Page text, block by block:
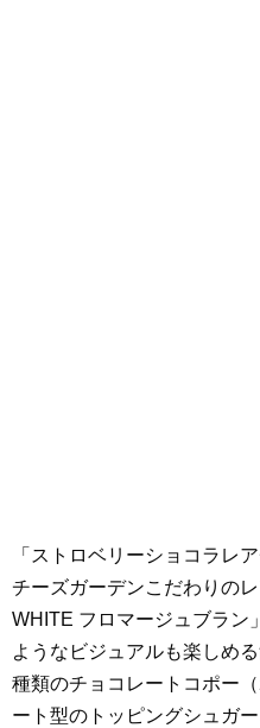
「ストロベリーショコラレ
チーズガーデンこだわりの
WHITE フロマージュブラン
ようなビジュアルも楽しめ
種類のチョコレートコポー
ート型のトッピングシュガ